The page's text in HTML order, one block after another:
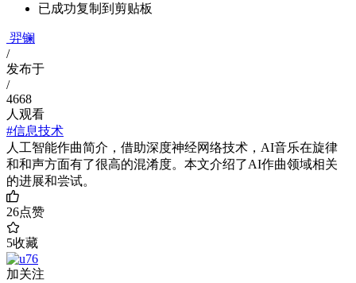
已成功复制到剪贴板
羿镧
/
发布于
/
4668
人观看
#信息技术
人工智能作曲简介，借助深度神经网络技术，AI音乐在旋律
和和声方面有了很高的混淆度。本文介绍了AI作曲领域相关
的进展和尝试。
26点赞
5收藏
加关注